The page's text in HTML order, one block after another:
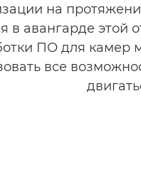
на
в авангарде этой
ПО для камер
все